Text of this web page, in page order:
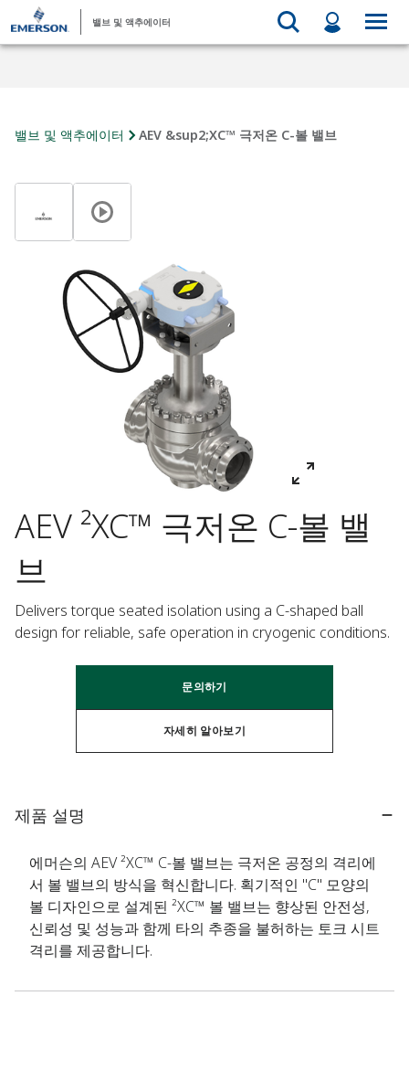
밸브 및 액추에이터
밸브 및 액추에이터 AEV &sup2;XC™ 극저온 C-볼 밸브
AEV ²XC™ 극저온 C-볼 밸
브
Delivers torque seated isolation using a C-shaped ball
design for reliable, safe operation in cryogenic conditions.
문의하기
자세히 알아보기
제품 설명
에머슨의 AEV ²XC™ C-볼 밸브는 극저온 공정의 격리에
서 볼 밸브의 방식을 혁신합니다. 획기적인 "C" 모양의
볼 디자인으로 설계된 ²XC™ 볼 밸브는 향상된 안전성,
신뢰성 및 성능과 함께 타의 추종을 불허하는 토크 시트
격리를 제공합니다.